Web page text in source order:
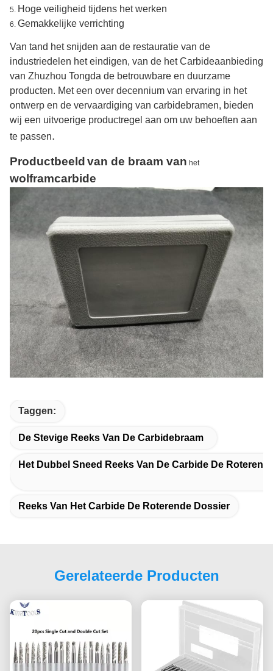
5. Hoge veiligheid tijdens het werken
6. Gemakkelijke verrichting
Van tand het snijden aan de restauratie van de
industriedelen het eindigen, van de het Carbideaanbieding
van Zhuzhou Tongda de betrouwbare en duurzame
producten. Met een over decennium van ervaring in het
ontwerp en de vervaardiging van carbidebramen, bieden
wij een uitvoerige productregel aan om uw behoeften aan
te passen.
Productbeeld van de braam van het
wolframcarbide
Taggen:
De Stevige Reeks Van De Carbidebraam
Het Dubbel Sneed Reeks Van De Carbide De
Reeks Van Het Carbide De Roterende Dossier
Gerelateerde Producten